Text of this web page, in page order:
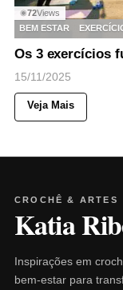
◉72Views
BEM ESTAR
Os 3 exercícios
15/11/2025
Veja Mais
CROCHÊ & ARTES
Katia
Inspirações em
bem-estar para